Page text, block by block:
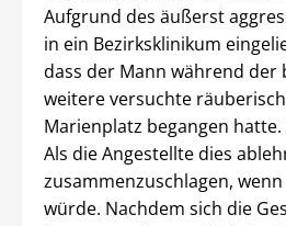
Aufgrund des äußerst
in ein Bezirksklinikum
dass der Mann während der
weitere versuchte
Marienplatz begangen
Als die Angestellte dies
zusammenzuschlagen,
würde. Nachdem sich die